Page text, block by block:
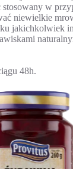
w
niewielkie
jakichkolwiek
48h.